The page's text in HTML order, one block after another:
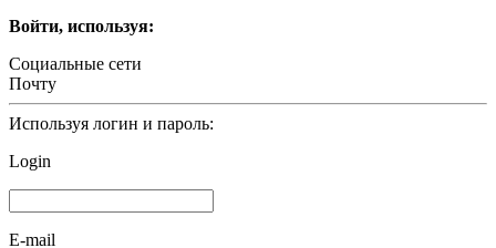
Войти, используя:
Социальные сети
Почту
Используя логин и пароль:
Login
E-mail